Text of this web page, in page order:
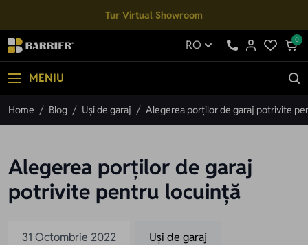
Tur Virtual Showroom
RO 0
MENIU
Home / Blog / Uși de garaj / Alegerea porților de garaj potrivite
Alegerea porților de garaj
potrivite pentru locuință
31 Octombrie 2022 Uși de garaj